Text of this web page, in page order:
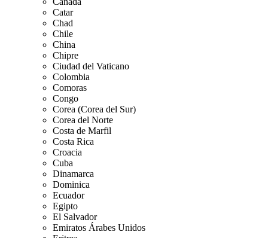
Catar
Chad
Chile
China
Chipre
Ciudad del Vaticano
Colombia
Comoras
Congo
Corea (Corea del Sur)
Corea del Norte
Costa de Marfil
Costa Rica
Croacia
Cuba
Dinamarca
Dominica
Ecuador
Egipto
El Salvador
Emiratos Árabes Unidos